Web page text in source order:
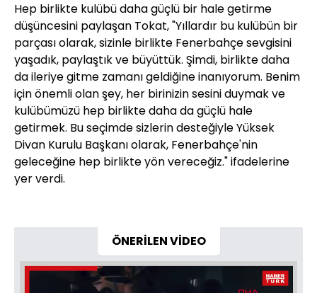
Hep birlikte kulübü daha güçlü bir hale getirme
düşüncesini paylaşan Tokat, "Yıllardır bu kulübün bir
parçası olarak, sizinle birlikte Fenerbahçe sevgisini
yaşadık, paylaştık ve büyüttük. Şimdi, birlikte daha
da ileriye gitme zamanı geldiğine inanıyorum. Benim
için önemli olan şey, her birinizin sesini duymak ve
kulübümüzü hep birlikte daha da güçlü hale
getirmek. Bu seçimde sizlerin desteğiyle Yüksek
Divan Kurulu Başkanı olarak, Fenerbahçe'nin
geleceğine hep birlikte yön vereceğiz." ifadelerine
yer verdi.
ÖNERİLEN VİDEO